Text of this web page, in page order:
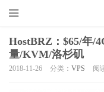
HostBRZ：$65/年/
量/KVM/洛杉矶
2018-11-26 分类： VPS 阅